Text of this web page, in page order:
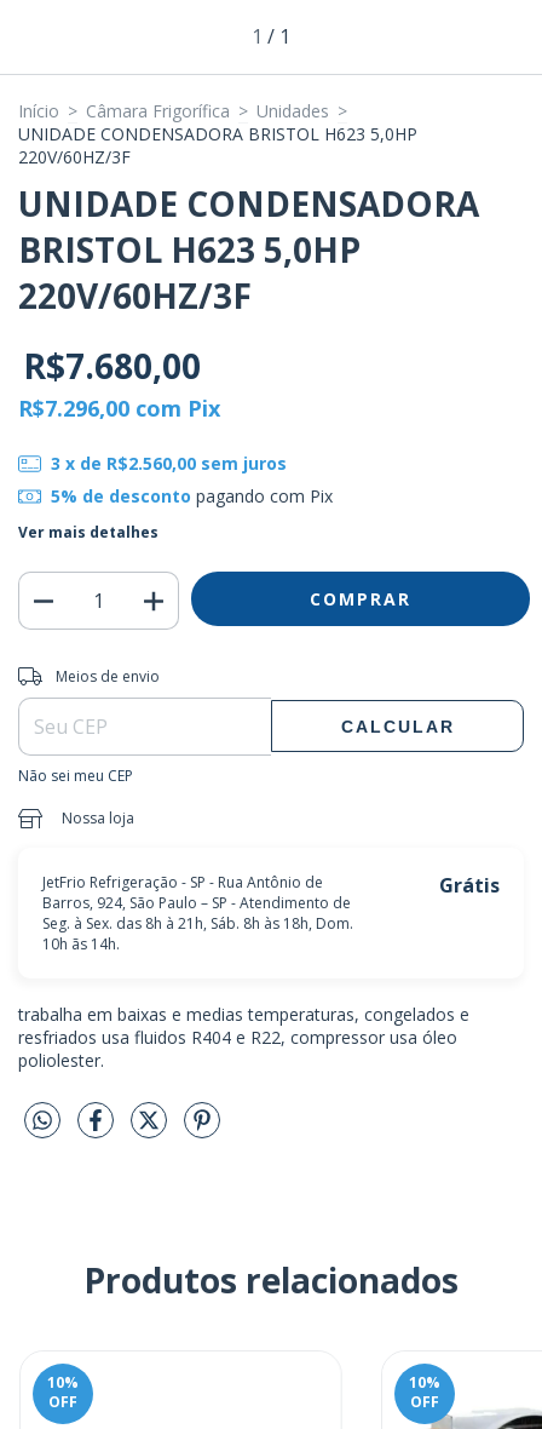
1 / 1
Início > Câmara Frigorífica > Unidades >
UNIDADE CONDENSADORA BRISTOL H623 5,0HP
220V/60HZ/3F
UNIDADE CONDENSADORA
BRISTOL H623 5,0HP
220V/60HZ/3F
R$7.680,00
R$7.296,00 com Pix
3 x de R$2.560,00 sem juros
5% de desconto pagando com Pix
Ver mais detalhes
Entregas para o CEP:
Meios de envio
CALCULAR
Não sei meu CEP
Nossa loja
JetFrio Refrigeração - SP - Rua Antônio de
Barros, 924, São Paulo – SP - Atendimento de
Seg. à Sex. das 8h à 21h, Sáb. 8h às 18h, Dom.
10h ãs 14h.
Grátis
trabalha em baixas e medias temperaturas, congelados e
resfriados usa fluidos R404 e R22, compressor usa óleo
poliolester.
Produtos relacionados
10%
OFF
10%
OFF